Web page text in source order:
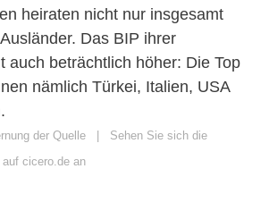
heiraten nicht nur insgesamt
Das BIP ihrer
auch beträchtlich höher: Die Top
nämlich Türkei, Italien, USA
der Quelle | Sehen Sie sich die
cicero.de an